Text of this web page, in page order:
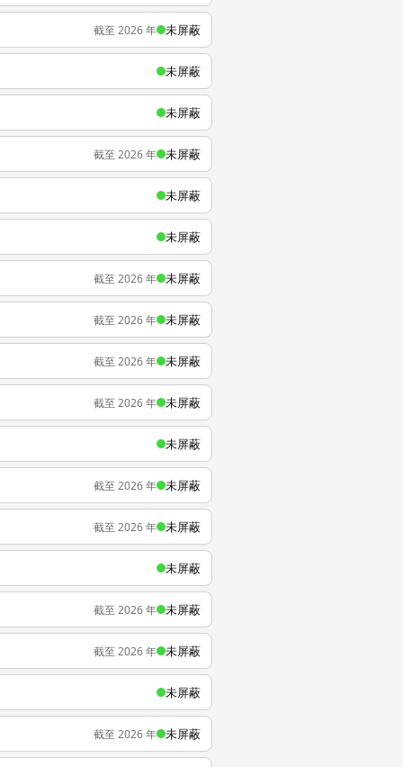
截至 2026 年 未屏蔽
未屏蔽
未屏蔽
截至 2026 年 未屏蔽
未屏蔽
未屏蔽
截至 2026 年 未屏蔽
截至 2026 年 未屏蔽
截至 2026 年 未屏蔽
截至 2026 年 未屏蔽
未屏蔽
截至 2026 年 未屏蔽
截至 2026 年 未屏蔽
未屏蔽
截至 2026 年 未屏蔽
截至 2026 年 未屏蔽
未屏蔽
截至 2026 年 未屏蔽